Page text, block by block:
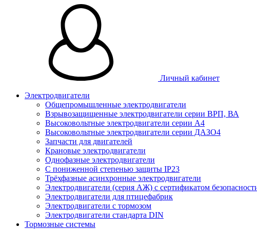
Личный кабинет
Электродвигатели
Общепромышленные электродвигатели
Взрывозащищенные электродвигатели серии ВРП, ВА
Высоковольтные электродвигатели серии А4
Высоковольтные электродвигатели серии ДАЗО4
Запчасти для двигателей
Крановые электродвигатели
Однофазные электродвигатели
С пониженной степенью защиты IP23
Трёхфазные асинхронные электродвигатели
Электродвигатели (серия АЖ) с сертификатом
Электродвигатели для птицефабрик
Электродвигатели с тормозом
Электродвигатели стандарта DIN
Тормозные системы